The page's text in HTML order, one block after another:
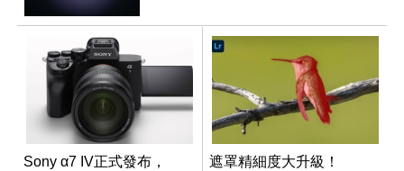
Sony α7 IV正式發布，
遮罩精細度大升級！